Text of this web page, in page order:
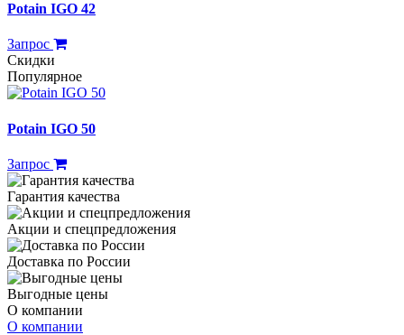
Potain IGO 42
Запрос
Скидки
Популярное
Potain IGO 50
Запрос
Гарантия качества
Акции и спецпредложения
Доставка по России
Выгодные цены
О компании
О компании